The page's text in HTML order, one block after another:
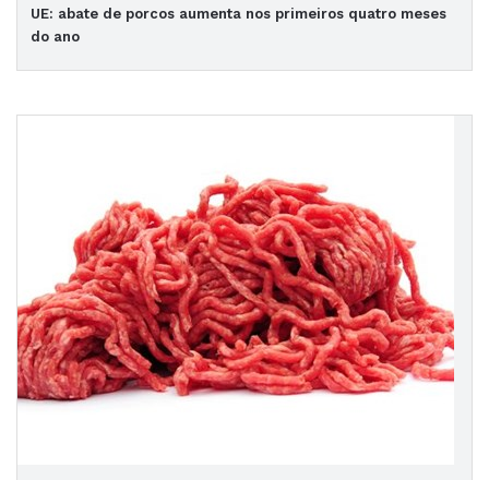
UE: abate de porcos aumenta nos primeiros quatro meses
do ano